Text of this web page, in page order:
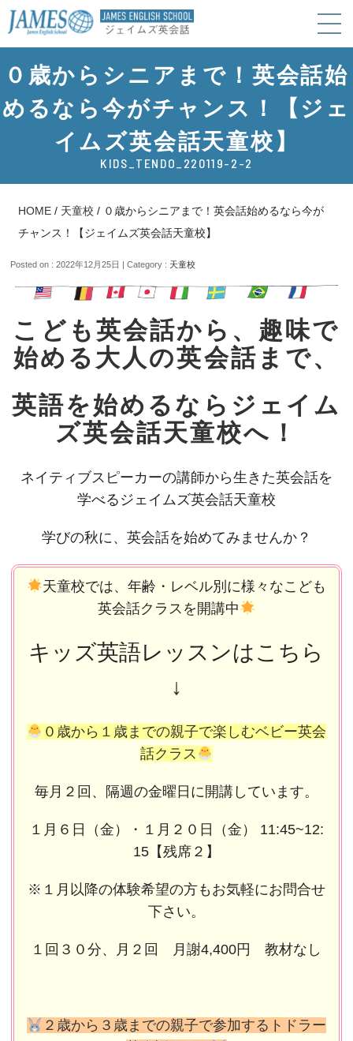
０歳からシニアまで！英会話始
めるなら今がチャンス！【ジェ
イムズ英会話天童校】
KIDS_TENDO_220119-2-2
HOME / 天童校 / ０歳からシニアまで！英会話始めるなら今が
チャンス！【ジェイムズ英会話天童校】
Posted on : 2022年12月25日 | Category : 天童校
こども英会話から、趣味で
始める大人の英会話まで、
英語を始めるならジェイム
ズ英会話天童校へ！
ネイティブスピーカーの講師から生きた英会話を
学べるジェイムズ英会話天童校
学びの秋に、英会話を始めてみませんか？
天童校では、年齢・レベル別に様々なこども
英会話クラスを開講中
キッズ英語レッスンはこちら
↓
０歳から１歳までの親子で楽しむベビー英会
話クラス
毎月２回、隔週の金曜日に開講しています。
１月６日（金）・１月２０日（金） 11:45~12:
15【残席２】
※１月以降の体験希望の方もお気軽にお問合せ
下さい。
１回３０分、月２回 月謝4,400円 教材なし
２歳から３歳までの親子で参加するトドラー